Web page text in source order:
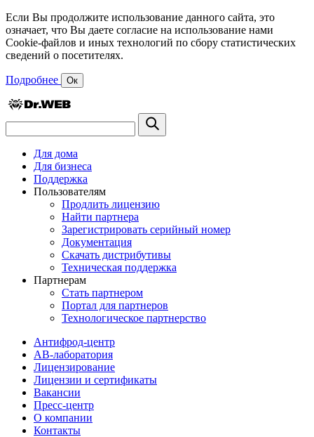
Если Вы продолжите использование данного сайта, это
означает, что Вы даете согласие на использование нами
Cookie-файлов и иных технологий по сбору статистических
сведений о посетителях.
Подробнее Ок
Для дома
Для бизнеса
Поддержка
Пользователям
Продлить лицензию
Найти партнера
Зарегистрировать серийный номер
Документация
Скачать дистрибутивы
Техническая поддержка
Партнерам
Стать партнером
Портал для партнеров
Технологическое партнерство
Антифрод-центр
АВ-лаборатория
Лицензирование
Лицензии и сертификаты
Вакансии
Пресс-центр
О компании
Контакты